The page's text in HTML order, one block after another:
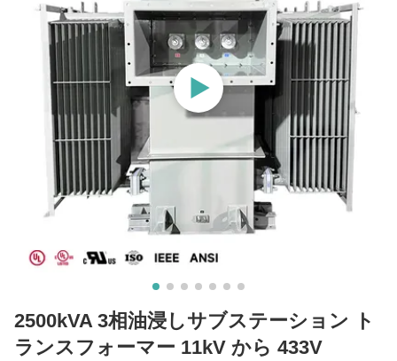
2500kVA 3相油浸しサブステーション ト
ランスフォーマー 11kV から 433V